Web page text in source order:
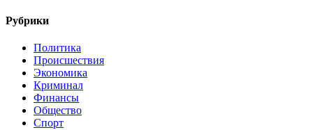
Рубрики
Политика
Происшествия
Экономика
Криминал
Финансы
Общество
Спорт